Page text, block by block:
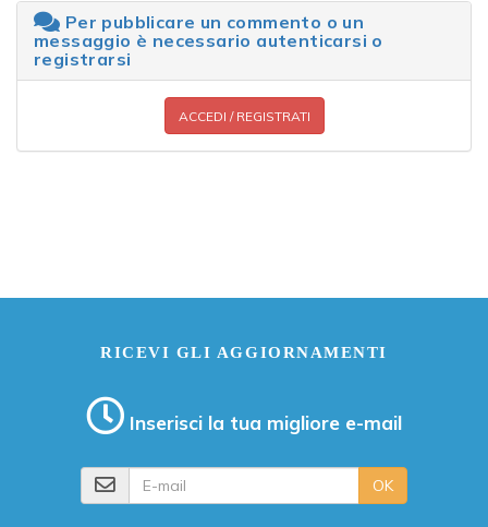
Per pubblicare un commento o un
messaggio è necessario autenticarsi o
registrarsi
ACCEDI / REGISTRATI
RICEVI GLI AGGIORNAMENTI
Inserisci la tua migliore e-mail
OK